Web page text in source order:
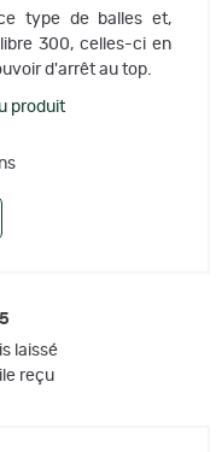
type de balles et,
300, celles-ci en
d'arrêt au top.
produit
laissé
reçu